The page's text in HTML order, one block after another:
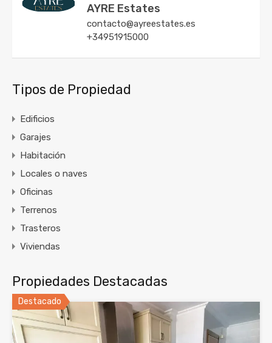
AYRE Estates
contacto@ayreestates.es
+34951915000
Tipos de Propiedad
Edificios
Garajes
Habitación
Locales o naves
Oficinas
Terrenos
Trasteros
Viviendas
Propiedades Destacadas
Destacado